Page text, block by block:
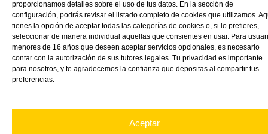
proporcionamos detalles sobre el uso de tus datos. En la sección de
configuración, podrás revisar el listado completo de cookies que utilizamos.
tienes la opción de aceptar todas las categorías de cookies o, si lo prefieres,
seleccionar de manera individual aquellas que consientes en usar. Para
menores de 16 años que deseen aceptar servicios opcionales, es necesario
contar con la autorización de sus tutores legales. Tu privacidad es importante
para nosotros, y te agradecemos la confianza que depositas al compartir tus
preferencias.
Aceptar